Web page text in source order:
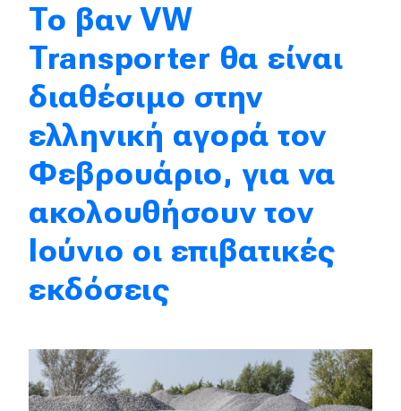
Νέα
Τεχνολογία
Mobility
Σταθμοί φόρτισης
Classic
Νέα
Παρουσιάσεις
DRIVE Away
MOTO
To βαν VW
Transporter θα είναι
διαθέσιμο στην
ελληνική αγορά τον
Φεβρουάριο, για να
ακολουθήσουν τον
Ιούνιο οι επιβατικές
εκδόσεις